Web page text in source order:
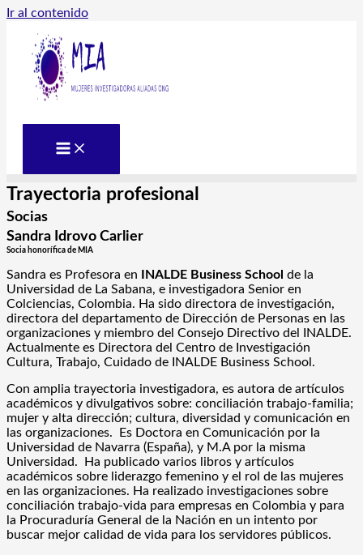
Ir al contenido
Trayectoria profesional
Socias
Sandra Idrovo Carlier
Socia honorífica de MIA
Sandra es Profesora en INALDE Business School de la
Universidad de La Sabana, e investigadora Senior en
Colciencias, Colombia. Ha sido directora de investigación,
directora del departamento de Dirección de Personas en las
organizaciones y miembro del Consejo Directivo del INALDE.
Actualmente es Directora del Centro de Investigación
Cultura, Trabajo, Cuidado de INALDE Business School.
Con amplia trayectoria investigadora, es autora de artículos
académicos y divulgativos sobre: conciliación trabajo-familia;
mujer y alta dirección; cultura, diversidad y comunicación en
las organizaciones. Es Doctora en Comunicación por la
Universidad de Navarra (España), y M.A por la misma
Universidad. Ha publicado varios libros y artículos
académicos sobre liderazgo femenino y el rol de las mujeres
en las organizaciones. Ha realizado investigaciones sobre
conciliación trabajo-vida para empresas en Colombia y para
la Procuraduría General de la Nación en un intento por
buscar mejor calidad de vida para los servidores públicos.